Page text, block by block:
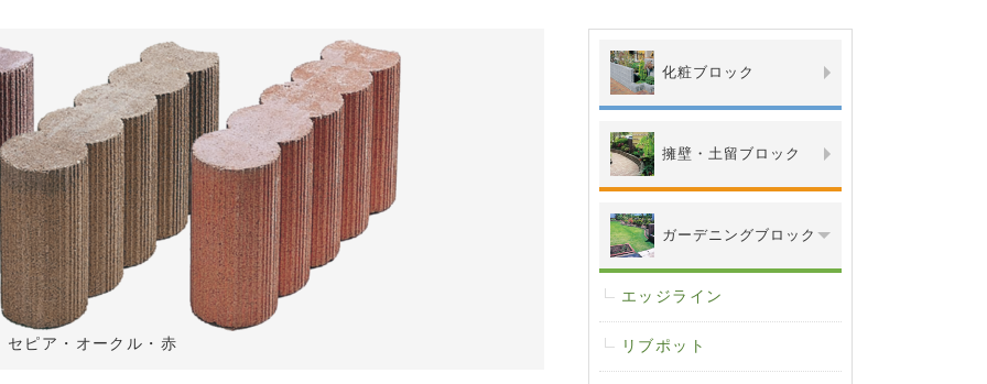
セピア・オークル・赤
化粧ブロック
擁壁・土留ブロック
ガーデニングブロック
エッジライン
リブポット